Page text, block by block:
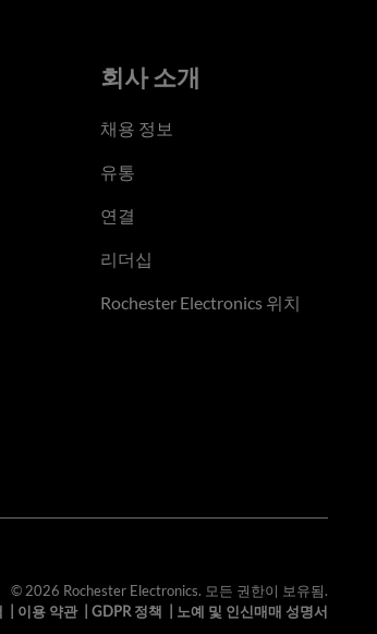
회사 소개
채용 정보
유통
연결
리더십
Rochester Electronics 위치
© 2026 Rochester Electronics. 모든 권한이 보유됨.
이용 약관| GDPR 정책 노예 및 인신매매 성명서